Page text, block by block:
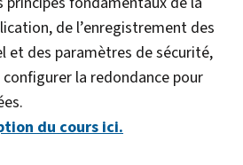
de l’enregistrement des
et des paramètres de sécurité,
la redondance pour
du cours ici.